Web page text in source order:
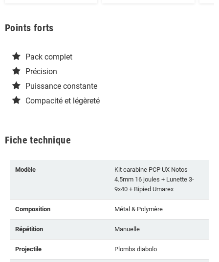
Points forts
Pack complet
Précision
Puissance constante
Compacité et légèreté
Fiche technique
Modèle
Kit carabine PCP UX Notos
4.5mm 16 joules + Lunette 3-
9x40 + Bipied Umarex
Composition Métal & Polymère
Répétition Manuelle
Projectile Plombs diabolo